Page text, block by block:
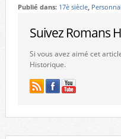
Publié dans: 17è siècle,
Suivez Romans
Si vous avez aimé cet
Historique.